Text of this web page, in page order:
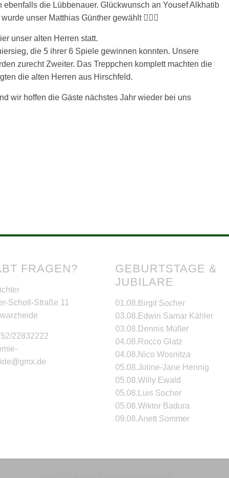
die Lübbenauer. Glückwunsch an Yousef Alkhatib
unser Matthias Günther gewählt 👍🏻💚
unser alten Herren statt.
die 5 ihrer 6 Spiele gewinnen konnten. Unsere
zurecht Zweiter. Das Treppchen komplett machten die
die alten Herren aus Hirschfeld.
wir hoffen die Gäste nächstes Jahr wieder bei uns
FRAGEN?
Scholl-Straße 11
22832222
GEBURTSTAGE &
JUBILARE
01.08. Birgit Socher
03.08. Edwin Samar Kähler
03.08. Dennis Müller
04.08. Rocco Glatz
04.08.Nico Wosnitza
05.08.Joline-Jane Hennig
05.08.Willy Ewald
05.08. Luis Socher
05.08.Wiktor Badura
09.08.Anett Sommer